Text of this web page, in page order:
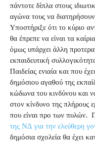
πάντοτε δίπλα στους
αγώνα τους να
Υποστήριξε ότι το κύριο
θα έπρεπε να είναι τα
όμως υπάρχει άλλη
εκπαιδευτική
Παιδείας ενιαία και που
δημόσιου αγαθού της
κώδωνα του κινδύνου και
στον κίνδυνο της πλήρους
που είναι προ των πυλών.
της ΝΔ για την ελεύθερη
δημόσια σχολεία θα έχει